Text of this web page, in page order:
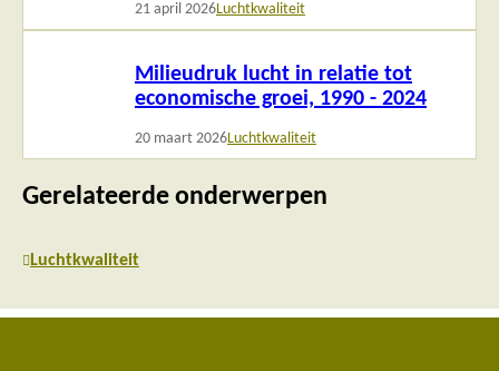
21 april 2026Luchtkwaliteit
Milieudruk lucht in relatie tot
economische groei, 1990 - 2024
20 maart 2026Luchtkwaliteit
Gerelateerde onderwerpen
Luchtkwaliteit